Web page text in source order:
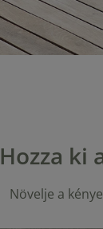
Hozza ki
Növelje a